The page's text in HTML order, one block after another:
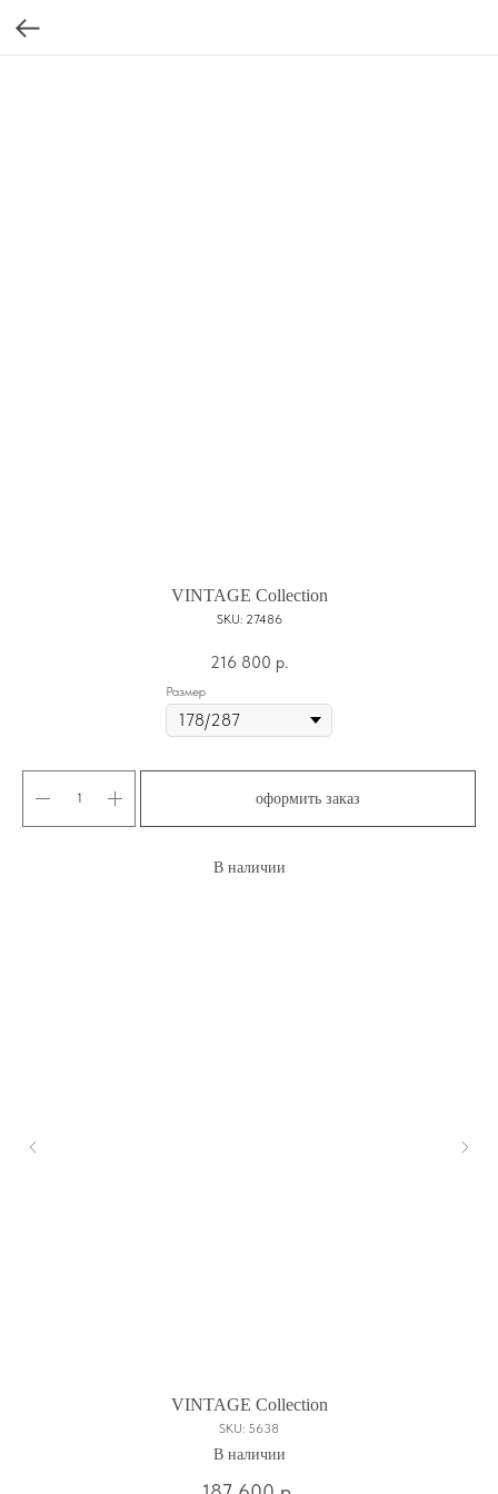
VINTAGE Collection
SKU: 27486
216 800 р.
Размер
оформить заказ
В наличии
VINTAGE Сollection
SKU: 5638
В наличии